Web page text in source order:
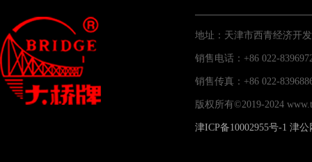
地址：天津市西青经济开
销售电话：+86 022-
销售传真：+86 022-
版权所有©2019-2024
津ICP备10002955号-1 津公